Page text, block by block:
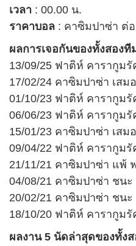
เวลา : 00.00 น.
ราคาบอล : คาซิมปาซ่า ต่
ผลการเจอกันของทั้งสองที
13/09/25 ฟาติห์ คารากูม
17/02/24 คาซิมปาซ่า เส
01/10/23 ฟาติห์ คารากูม
06/06/23 ฟาติห์ คารากูม
15/01/23 คาซิมปาซ่า เส
09/04/22 ฟาติห์ คารากูม
21/11/21 คาซิมปาซ่า แพ้
04/08/21 คาซิมปาซ่า ชน
20/02/21 คาซิมปาซ่า ชน
18/10/20 ฟาติห์ คารากูม
ผลงาน 5 นัดล่าสุดของทั้ง